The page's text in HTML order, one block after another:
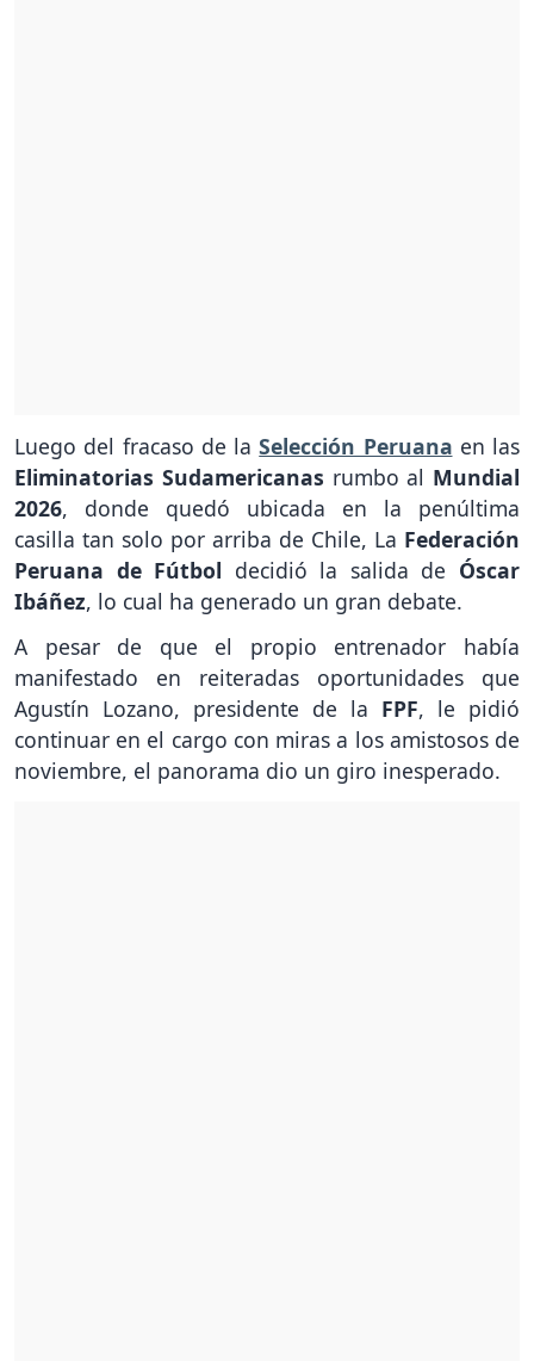
Luego del fracaso de laSelección Peruana en las
Eliminatorias Sudamericanas rumbo al Mundial
2026, donde quedó ubicada en la penúltima
casilla tan solo por arriba de Chile, La Federación
Peruana de Fútbol decidió la salida de Óscar
Ibáñez, lo cual ha generado un gran debate.
A pesar de que el propio entrenador había
manifestado en reiteradas oportunidades que
Agustín Lozano, presidente de la FPF, le pidió
continuar en el cargo con miras a los amistosos de
noviembre, el panorama dio un giro inesperado.